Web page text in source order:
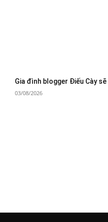
Gia đình blogger Điếu Cày
03/08/2026